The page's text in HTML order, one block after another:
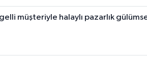
gülümsetti